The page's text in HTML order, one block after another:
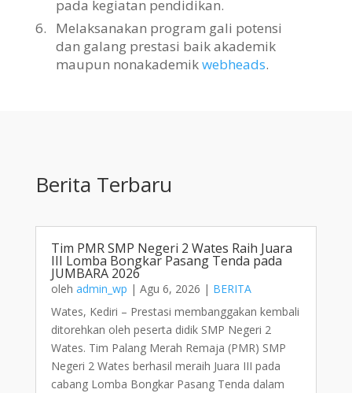
pada kegiatan pendidikan.
6.
Melaksanakan program gali potensi
dan galang prestasi baik akademik
maupun nonakademikwebheads.
Berita Terbaru
Tim PMR SMP Negeri 2 Wates Raih Juara
III Lomba Bongkar Pasang Tenda pada
JUMBARA 2026
oleh admin_wp | Agu 6, 2026 | BERITA
Wates, Kediri – Prestasi membanggakan kembali
ditorehkan oleh peserta didik SMP Negeri 2
Wates. Tim Palang Merah Remaja (PMR) SMP
Negeri 2 Wates berhasil meraih Juara III pada
cabang Lomba Bongkar Pasang Tenda dalam